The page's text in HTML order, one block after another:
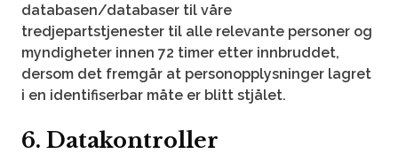
databasen/databaser til våre
tredjepartstjenester til alle relevante personer og
myndigheter innen 72 timer etter innbruddet,
dersom det fremgår at personopplysninger lagret
i en identifiserbar måte er blitt stjålet.
6. Datakontroller